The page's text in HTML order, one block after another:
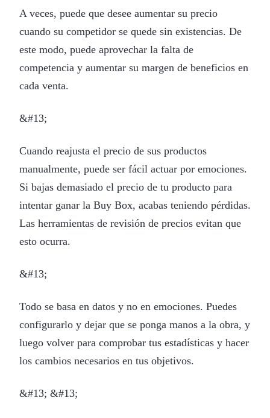
A veces, puede que desee aumentar su precio
cuando su competidor se quede sin existencias. De
este modo, puede aprovechar la falta de
competencia y aumentar su margen de beneficios en
cada venta.
&#13;
Cuando reajusta el precio de sus productos
manualmente, puede ser fácil actuar por emociones.
Si bajas demasiado el precio de tu producto para
intentar ganar la Buy Box, acabas teniendo pérdidas.
Las herramientas de revisión de precios evitan que
esto ocurra.
&#13;
Todo se basa en datos y no en emociones. Puedes
configurarlo y dejar que se ponga manos a la obra, y
luego volver para comprobar tus estadísticas y hacer
los cambios necesarios en tus objetivos.
&#13; &#13;